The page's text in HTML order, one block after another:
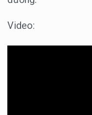
Video: